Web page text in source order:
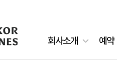
회사소개 예약